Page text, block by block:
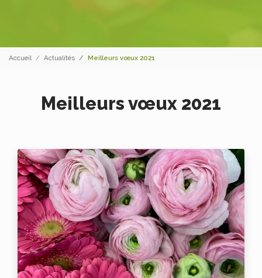
Accueil Actualités Meilleurs vœux 2021
Meilleurs vœux 2021